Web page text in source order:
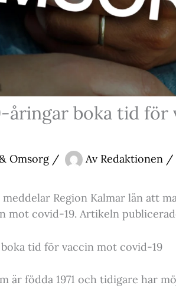
åringar boka tid för
Omsorg/ Av Redaktionen /
Region Kalmar län att
mot covid-19. Artikeln
tid för vaccin mot covid-19
är födda 1971 och tidigare har